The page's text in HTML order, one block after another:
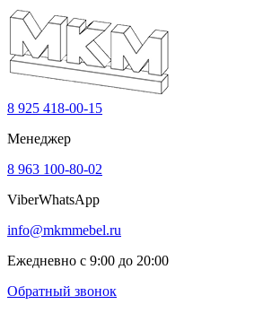
8 925 418-00-15
Менеджер
8 963 100-80-02
ViberWhatsApp
info@mkmmebel.ru
Ежедневно с 9:00 до 20:00
Обратный звонок